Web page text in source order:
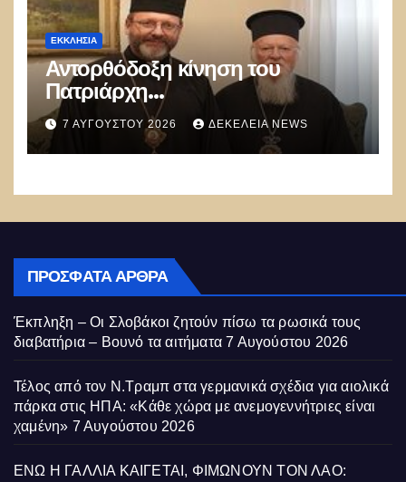
ΕΚΚΛΗΣΊΑ
Αντορθόδοξη κίνηση του
Πατριάρχη
Κωνσταντινουπόλεως: η
Εκκλησία μας επιδιώκει ενότητα
με την UGCC (Ουνίτες Ουκρανοί)
7 ΑΥΓΟΎΣΤΟΥ 2026 ΔΕΚΈΛΕΙΑ NEWS
ΠΡΌΣΦΑΤΑ ΆΡΘΡΑ
Έκπληξη – Οι Σλοβάκοι ζητούν πίσω τα ρωσικά τους
διαβατήρια – Βουνό τα αιτήματα 7 Αυγούστου 2026
Τέλος από τον Ν.Τραμπ στα γερμανικά σχέδια για αιολικά
πάρκα στις ΗΠΑ: «Κάθε χώρα με ανεμογεννήτριες είναι
χαμένη» 7 Αυγούστου 2026
ΕΝΩ Η ΓΑΛΛΙΑ ΚΑΙΓΕΤΑΙ, ΦΙΜΩΝΟΥΝ ΤΟΝ ΛΑΟ: